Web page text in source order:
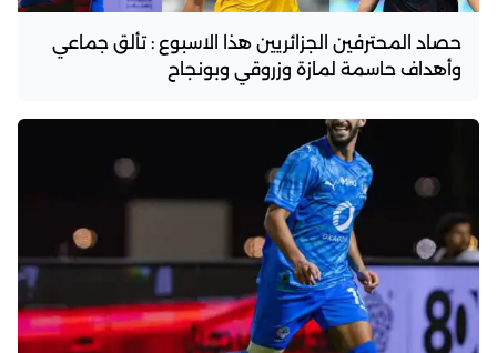
حصاد المحترفين الجزائريين هذا الاسبوع : تألق جماعي
وأهداف حاسمة لمازة وزروقي وبونجاح